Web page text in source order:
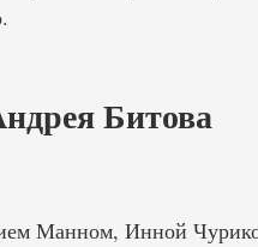
Битова
Манном, Инной